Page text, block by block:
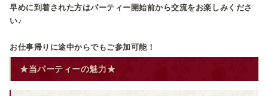
早めに到着された方はパーティー開始前から交流をお楽しみくださ
い♪
お仕事帰りに途中からでもご参加可能！
★当パーティーの魅力★